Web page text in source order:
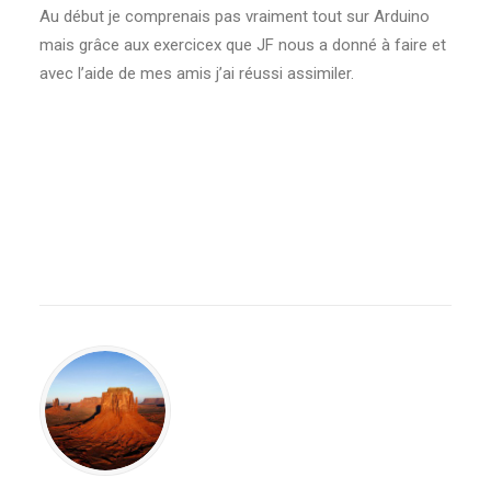
Au début je comprenais pas vraiment tout sur Arduino
mais grâce aux exercicex que JF nous a donné à faire et
avec l’aide de mes amis j’ai réussi assimiler.